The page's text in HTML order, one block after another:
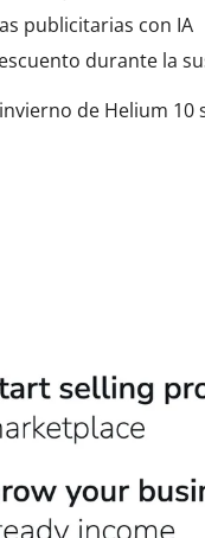
publicitarias con IA
durante la
de Helium